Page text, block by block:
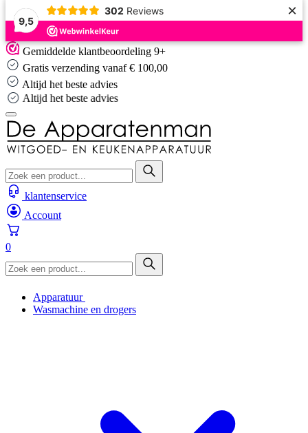
9,5
302 Reviews ×
Skip
to
content
Gemiddelde klantbeoordeling 9+
Gratis verzending vanaf € 100,00
Altijd het beste advies
Altijd het beste advies
klantenservice
Account
0
Apparatuur
Wasmachine en drogers